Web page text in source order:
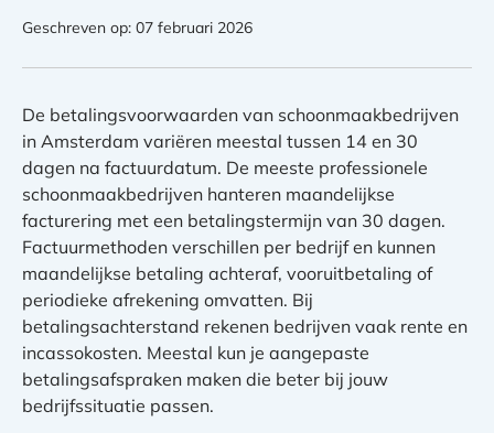
Geschreven op: 07 februari 2026
De betalingsvoorwaarden van schoonmaakbedrijven
in Amsterdam variëren meestal tussen 14 en 30
dagen na factuurdatum. De meeste professionele
schoonmaakbedrijven hanteren maandelijkse
facturering met een betalingstermijn van 30 dagen.
Factuurmethoden verschillen per bedrijf en kunnen
maandelijkse betaling achteraf, vooruitbetaling of
periodieke afrekening omvatten. Bij
betalingsachterstand rekenen bedrijven vaak rente en
incassokosten. Meestal kun je aangepaste
betalingsafspraken maken die beter bij jouw
bedrijfssituatie passen.